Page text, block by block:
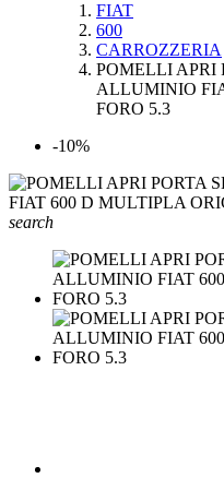
FIAT
600
CARROZZERIA
POMELLI APRI
ALLUMINIO
FORO 5.3
-10%
search